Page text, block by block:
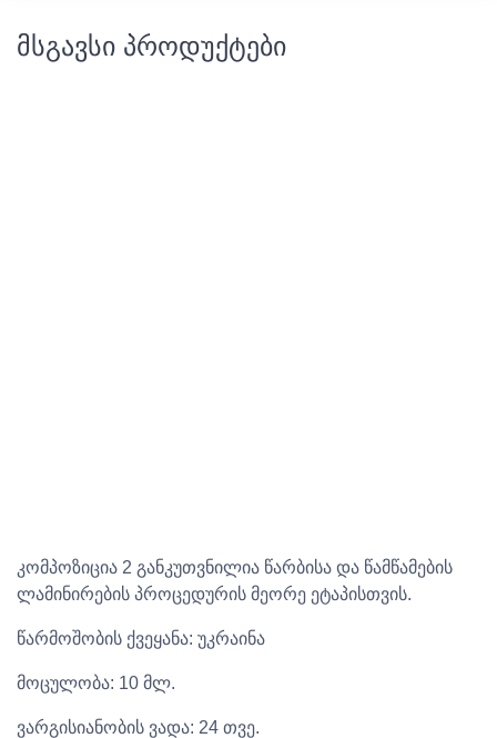
მსგავსი პროდუქტები
კომპოზიცია 2 განკუთვნილია წარბისა და წამწამების
ლამინირების პროცედურის მეორე ეტაპისთვის.
წარმოშობის ქვეყანა: უკრაინა
მოცულობა: 10 მლ.
ვარგისიანობის ვადა: 24 თვე.